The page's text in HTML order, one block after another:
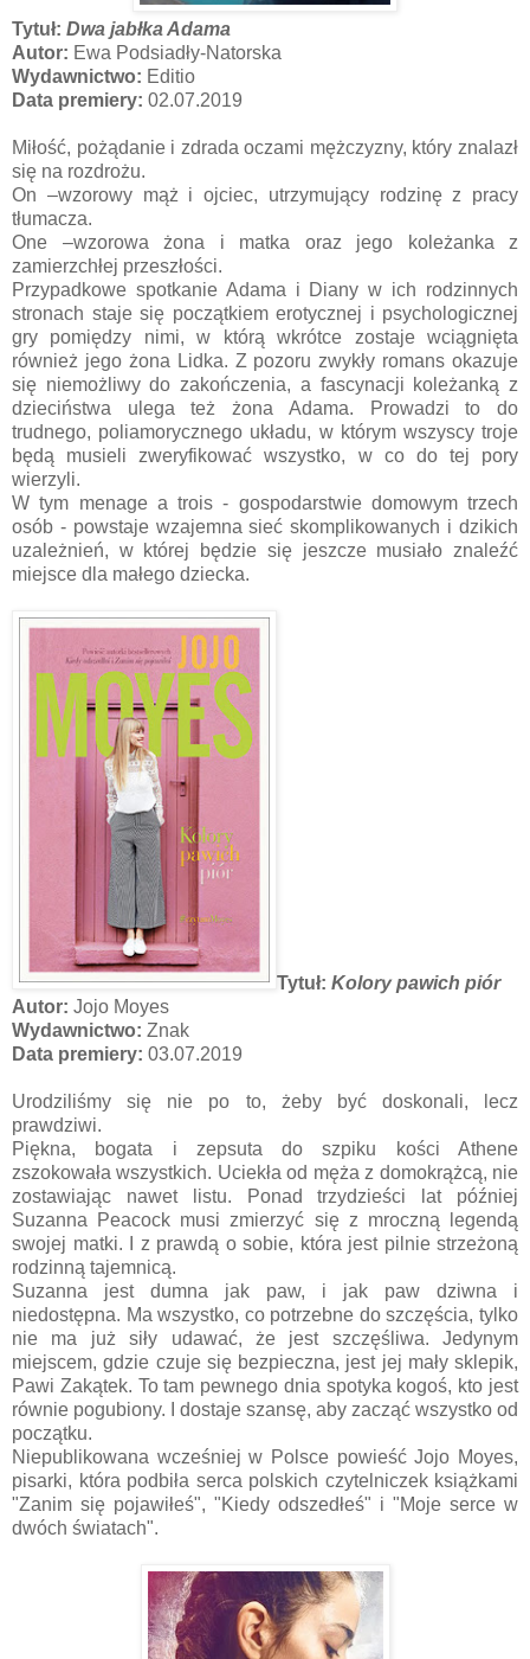
Tytuł: Dwa jabłka Adama
Autor: Ewa Podsiadły-Natorska
Wydawnictwo: Editio
Data premiery: 02.07.2019
Miłość, pożądanie i zdrada oczami mężczyzny, który znalazł
się na rozdrożu.
On –wzorowy mąż i ojciec, utrzymujący rodzinę z pracy
tłumacza.
One –wzorowa żona i matka oraz jego koleżanka z
zamierzchłej przeszłości.
Przypadkowe spotkanie Adama i Diany w ich rodzinnych
stronach staje się początkiem erotycznej i psychologicznej
gry pomiędzy nimi, w którą wkrótce zostaje wciągnięta
również jego żona Lidka. Z pozoru zwykły romans okazuje
się niemożliwy do zakończenia, a fascynacji koleżanką z
dzieciństwa ulega też żona Adama. Prowadzi to do
trudnego, poliamorycznego układu, w którym wszyscy troje
będą musieli zweryfikować wszystko, w co do tej pory
wierzyli.
W tym menage a trois - gospodarstwie domowym trzech
osób - powstaje wzajemna sieć skomplikowanych i dzikich
uzależnień, w której będzie się jeszcze musiało znaleźć
miejsce dla małego dziecka.
Tytuł: Kolory pawich piór
Autor: Jojo Moyes
Wydawnictwo: Znak
Data premiery: 03.07.2019
Urodziliśmy się nie po to, żeby być doskonali, lecz
prawdziwi.
Piękna, bogata i zepsuta do szpiku kości Athene
zszokowała wszystkich. Uciekła od męża z domokrążcą, nie
zostawiając nawet listu. Ponad trzydzieści lat później
Suzanna Peacock musi zmierzyć się z mroczną legendą
swojej matki. I z prawdą o sobie, która jest pilnie strzeżoną
rodzinną tajemnicą.
Suzanna jest dumna jak paw, i jak paw dziwna i
niedostępna. Ma wszystko, co potrzebne do szczęścia, tylko
nie ma już siły udawać, że jest szczęśliwa. Jedynym
miejscem, gdzie czuje się bezpieczna, jest jej mały sklepik,
Pawi Zakątek. To tam pewnego dnia spotyka kogoś, kto jest
równie pogubiony. I dostaje szansę, aby zacząć wszystko od
początku.
Niepublikowana wcześniej w Polsce powieść Jojo Moyes,
pisarki, która podbiła serca polskich czytelniczek książkami
"Zanim się pojawiłeś", "Kiedy odszedłeś" i "Moje serce w
dwóch światach".